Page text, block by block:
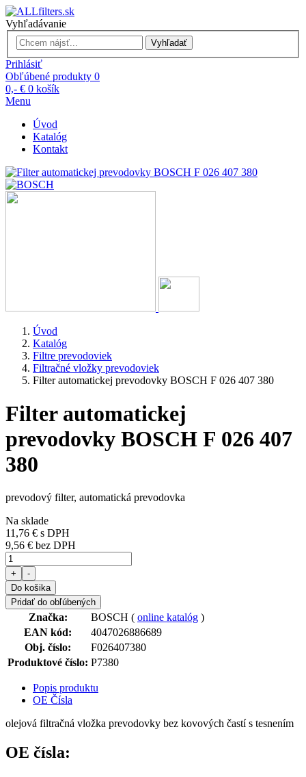
Vyhľadávanie
Vyhľadať
Prihlásiť
Obľúbené produkty 0
0,- € 0 košík
Menu
Úvod
Katalóg
Kontakt
Úvod
Katalóg
Filtre prevodoviek
Filtračné vložky prevodoviek
Filter automatickej prevodovky BOSCH F 026 407 380
Filter automatickej
prevodovky BOSCH F 026 407
380
prevodový filter, automatická prevodovka
Na sklade
11,76 € s DPH
9,56 € bez DPH
+
-
Do košika
Pridať do obľúbených
Značka: BOSCH ( online katalóg )
EAN kód:
4047026886689
Obj. číslo:
F026407380
Produktové číslo: P7380
Popis produktu
OE Čísla
olejová filtračná vložka prevodovky bez kovových častí s tesnením
OE čísla: